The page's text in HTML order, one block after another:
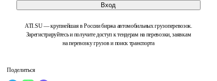
Вход
ATI.SU — крупнейшая в России биржа автомобильных грузоперевозок.
Зарегистрируйтесь и получите доступ к тендерам на перевозки, заявкам
на перевозку грузов и поиск транспорта
Поделиться